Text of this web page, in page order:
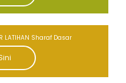
LATIHAN Sharaf Dasar